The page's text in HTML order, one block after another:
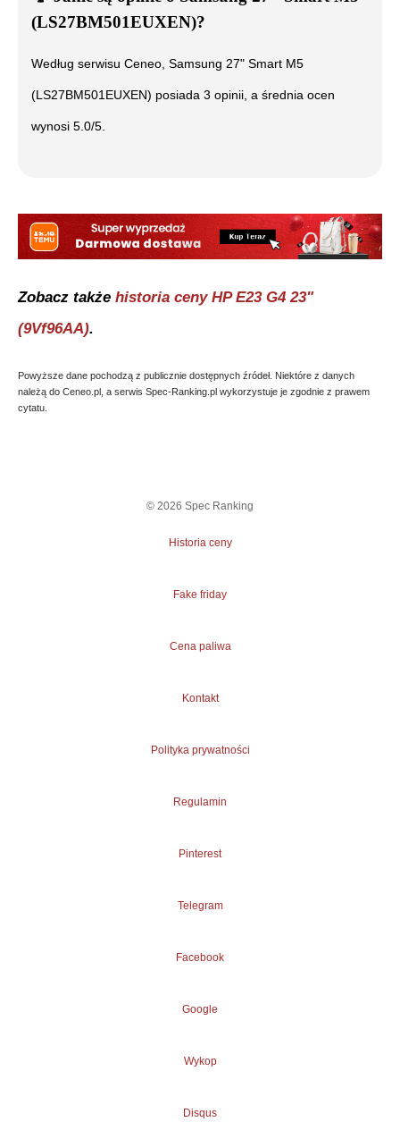
(LS27BM501EUXEN)?
Według serwisu Ceneo, Samsung 27" Smart M5
(LS27BM501EUXEN) posiada 3 opinii, a średnia ocen
wynosi 5.0/5.
Zobacz także historia ceny HP E23 G4 23"
(9Vf96AA).
Powyższe dane pochodzą z publicznie dostępnych źródeł. Niektóre z danych
należą do Ceneo.pl, a serwis Spec-Ranking.pl wykorzystuje je zgodnie z prawem
cytatu.
© 2026 Spec Ranking
Historia ceny
Fake friday
Cena paliwa
Kontakt
Polityka prywatności
Regulamin
Pinterest
Telegram
Facebook
Google
Wykop
Disqus